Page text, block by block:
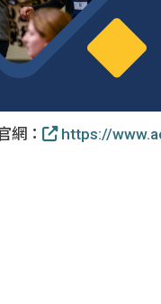
網： https://